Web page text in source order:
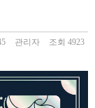
관리자 조회 4923